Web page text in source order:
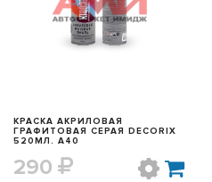
БЫСТРЫЙ ПРОСМОТР
КРАСКА АКРИЛОВАЯ
ГРАФИТОВАЯ СЕРАЯ DECORIX
520МЛ. A40
290